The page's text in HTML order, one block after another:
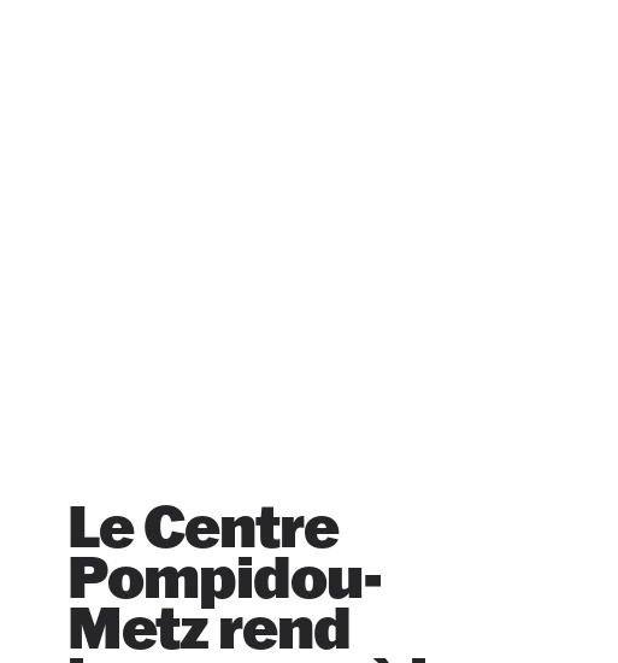
Le Centre
Pompidou-
Metz rend